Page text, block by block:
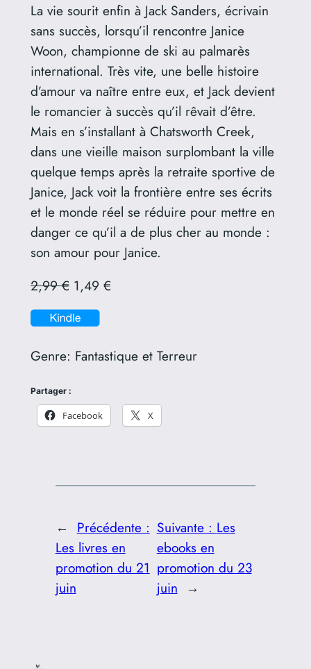
La vie sourit enfin à Jack Sanders, écrivain
sans succès, lorsqu’il rencontre Janice
Woon, championne de ski au palmarès
international. Très vite, une belle histoire
d’amour va naître entre eux, et Jack devient
le romancier à succès qu’il rêvait d’être.
Mais en s’installant à Chatsworth Creek,
dans une vieille maison surplombant la ville
quelque temps après la retraite sportive de
Janice, Jack voit la frontière entre ses écrits
et le monde réel se réduire pour mettre en
danger ce qu’il a de plus cher au monde :
son amour pour Janice.
2,99 €1,49 €
Genre: Fantastique et Terreur
Partager :
Facebook X
← Précédente :
Les livres en
promotion du 21
juin
Suivante : Les
ebooks en
promotion du 23
juin →